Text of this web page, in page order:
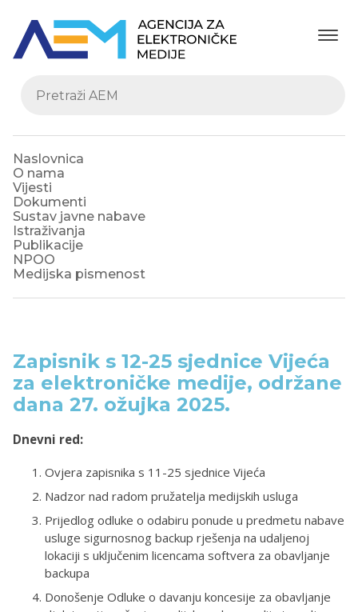
Naslovnica
O nama
Vijesti
Dokumenti
Sustav javne nabave
Istraživanja
Publikacije
NPOO
Medijska pismenost
Zapisnik s 12-25 sjednice Vijeća
za elektroničke medije, održane
dana 27. ožujka 2025.
Dnevni red:
Ovjera zapisnika s 11-25 sjednice Vijeća
Nadzor nad radom pružatelja medijskih usluga
Prijedlog odluke o odabiru ponude u predmetu nabave
usluge sigurnosnog backup rješenja na udaljenoj
lokaciji s uključenim licencama softvera za obavljanje
backupa
Donošenje Odluke o davanju koncesije za obavljanje